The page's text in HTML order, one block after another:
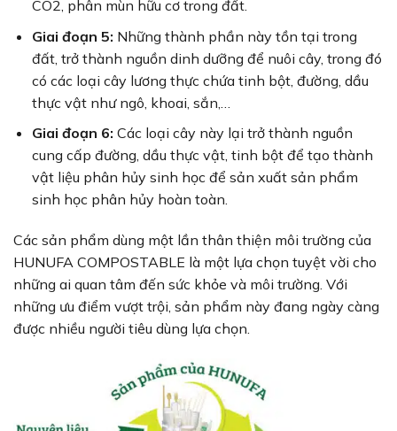
CO2, phân mùn hữu cơ trong đất.
Giai đoạn 5: Những thành phần này tồn tại trong
đất, trở thành nguồn dinh dưỡng để nuôi cây, trong đó
có các loại cây lương thực chứa tinh bột, đường, dầu
thực vật như ngô, khoai, sắn,…
Giai đoạn 6: Các loại cây này lại trở thành nguồn
cung cấp đường, dầu thực vật, tinh bột để tạo thành
vật liệu phân hủy sinh học để sản xuất sản phẩm
sinh học phân hủy hoàn toàn.
Các sản phẩm dùng một lần thân thiện môi trường của
HUNUFA COMPOSTABLE là một lựa chọn tuyệt vời cho
những ai quan tâm đến sức khỏe và môi trường. Với
những ưu điểm vượt trội, sản phẩm này đang ngày càng
được nhiều người tiêu dùng lựa chọn.